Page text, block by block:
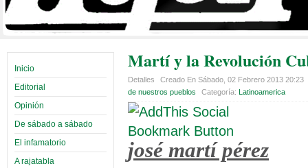
Inicio
Editorial
Opinión
De sábado a sábado
El infamatorio
A rajatabla
Martí y la Revolución
Detalles
Creado En Sábado, 02 Febrero 2013 20:23
de nuestros pueblos
Categoría: Latinoamerica
josé martí pérez